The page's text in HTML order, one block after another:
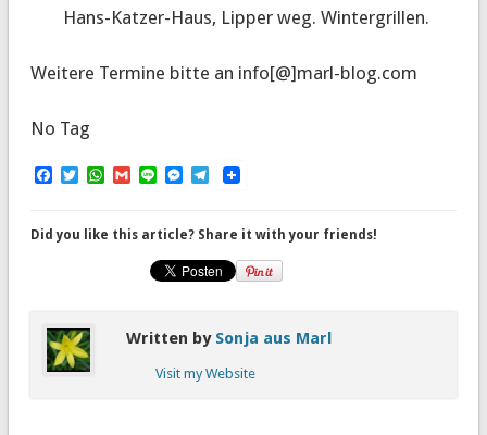
Hans-Katzer-Haus, Lipper weg. Wintergrillen.
Weitere Termine bitte an info[@]marl-blog.com
No Tag
Facebook
TwitterWhatsApp
Gmail
LineMessenger
Telegram
Did you like this article? Share it with your friends!
Written by Sonja aus Marl
Visit my Website